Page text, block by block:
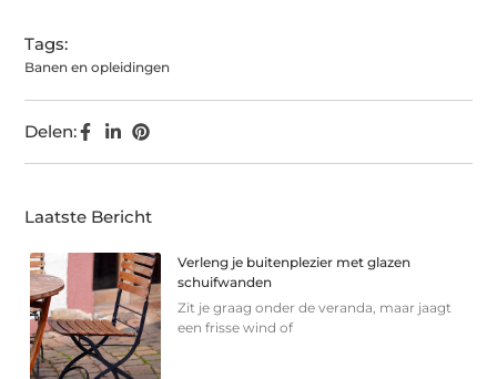
Tags:
Banen en opleidingen
Delen:
Laatste Bericht
Verleng je buitenplezier met glazen
schuifwanden
Zit je graag onder de veranda, maar jaagt
een frisse wind of